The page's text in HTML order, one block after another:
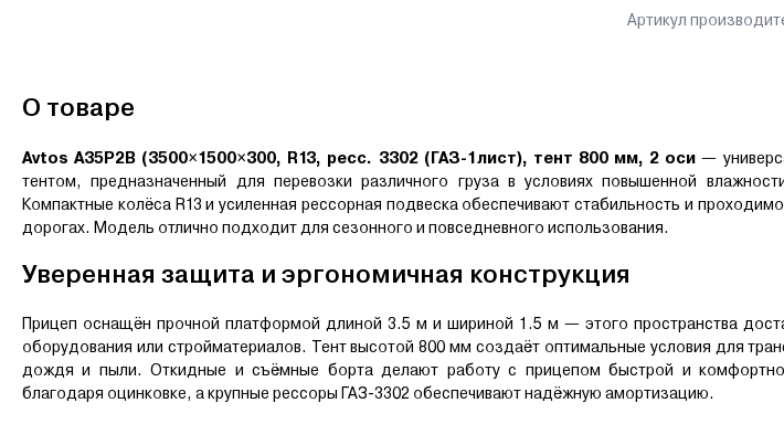
Артикул
О товаре
Avtos A35P2B (3500×1500×300, R13, ресс. 3302 (ГАЗ-1лист), тент 800 мм, 2 оси —
тентом, предназначенный для перевозки различного груза в условиях повышенной
Компактные колёса R13 и усиленная рессорная подвеска обеспечивают стабильность и
дорогах. Модель отлично подходит для сезонного и повседневного использования.
Уверенная защита и эргономичная конструкция
Прицеп оснащён прочной платформой длиной 3.5 м и шириной 1.5 м — этого пространства
оборудования или стройматериалов. Тент высотой 800 мм создаёт оптимальные условия для
дождя и пыли. Откидные и съёмные борта делают работу с прицепом быстрой и
благодаря оцинковке, а крупные рессоры ГАЗ-3302 обеспечивают надёжную амортизацию.